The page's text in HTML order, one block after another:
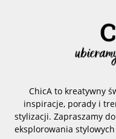
ChicA to kreatywny
inspiracje, porady i
stylizacji. Zapraszamy
eksplorowania